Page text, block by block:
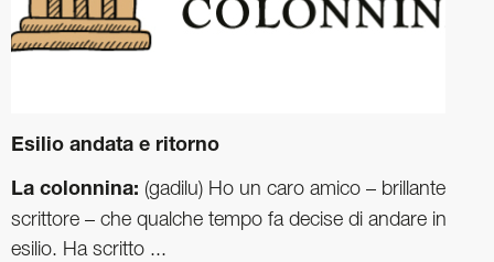
Esilio andata e ritorno­
La colonnina: (gadilu) Ho un caro amico – brillante
scrittore – che qualche tempo fa decise di andare in
esilio. Ha ­scritto ...